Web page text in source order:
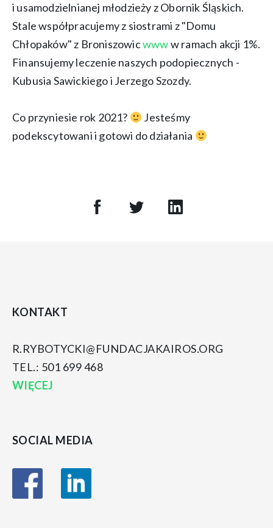
i usamodzielnianej młodzieży z Obornik Śląskich.
Stale współpracujemy z siostrami z "Domu
Chłopaków" z Broniszowicwwww ramach akcji 1%.
Finansujemy leczenie naszych podopiecznych -
Kubusia Sawickiego i Jerzego Szozdy.
Co przyniesie rok 2021?
Jesteśmy
podekscytowani i gotowi do działania
KONTAKT
R.RYBOTYCKI@FUNDACJAKAIROS.ORG
TEL.: 501 699 468
WIĘCEJ
SOCIAL MEDIA